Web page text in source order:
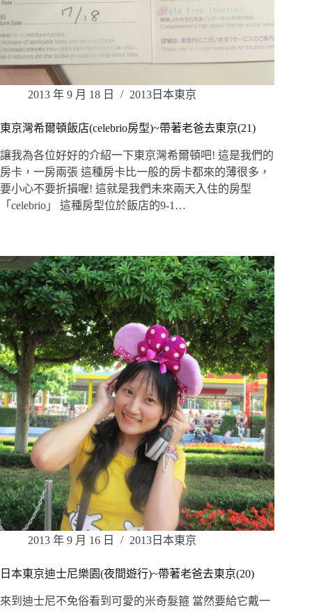
2013 年 9 月 18 日 2013日本東京
東京灣希爾頓飯店(celebrio房型)~帶著老爸去東京(21)
讓我為各位好好的介紹一下東京灣希爾頓吧! 這是我們的
房卡，一房兩張 這種房卡比一般的房卡都來的薄很多，
要小心不要折損喔! 這就是我們未來兩天入住的房型
「celebrio」 這種房型位於飯店的9-1…
2013 年 9 月 16 日 2013日本東京
日本東京迪士尼樂園(夜間遊行)~帶著老爸去東京(20)
來到迪士尼不免俗看到可愛的米奇髮箍 當然要給它戴一